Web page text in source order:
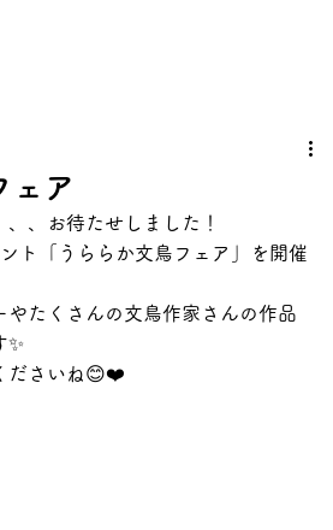
ェア
、お待たせしました！
ト「うららか文鳥フェア」を開催
やたくさんの文鳥作家さんの作品
✨
ださいね😊❤️